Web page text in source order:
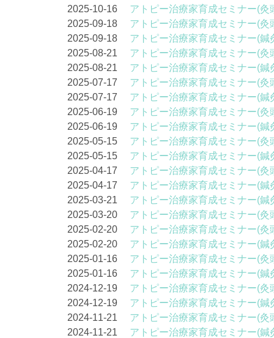
2025-10-16 アトピー治療家育成セミナー(灸
2025-09-18 アトピー治療家育成セミナー(灸
2025-09-18 アトピー治療家育成セミナー(鍼
2025-08-21 アトピー治療家育成セミナー(灸
2025-08-21 アトピー治療家育成セミナー(鍼
2025-07-17 アトピー治療家育成セミナー(灸
2025-07-17 アトピー治療家育成セミナー(鍼
2025-06-19 アトピー治療家育成セミナー(灸
2025-06-19 アトピー治療家育成セミナー(鍼
2025-05-15 アトピー治療家育成セミナー(灸
2025-05-15 アトピー治療家育成セミナー(鍼
2025-04-17 アトピー治療家育成セミナー(灸
2025-04-17 アトピー治療家育成セミナー(鍼
2025-03-21 アトピー治療家育成セミナー(鍼
2025-03-20 アトピー治療家育成セミナー(灸
2025-02-20 アトピー治療家育成セミナー(灸
2025-02-20 アトピー治療家育成セミナー(鍼
2025-01-16 アトピー治療家育成セミナー(灸
2025-01-16 アトピー治療家育成セミナー(鍼
2024-12-19 アトピー治療家育成セミナー(灸
2024-12-19 アトピー治療家育成セミナー(鍼
2024-11-21 アトピー治療家育成セミナー(灸
2024-11-21 アトピー治療家育成セミナー(鍼